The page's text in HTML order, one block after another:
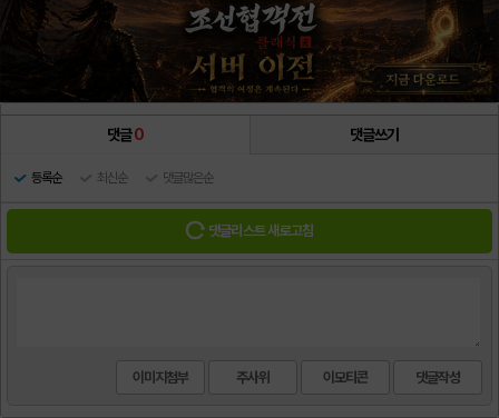
댓글0 댓글쓰기
등록순 최신순 댓글많은순
댓글리스트 새로고침
이미지첨부 주사위 이모티콘